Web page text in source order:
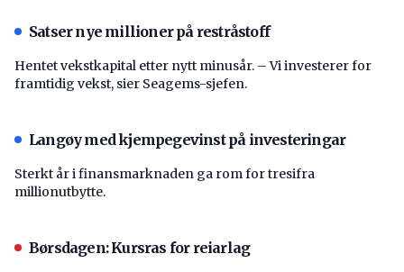
Satser nye millioner på restråstoff
Hentet vekstkapital etter nytt minusår. – Vi investerer for
framtidig vekst, sier Seagems-sjefen.
Langøy med kjempegevinst på investeringar
Sterkt år i finansmarknaden ga rom for tresifra
millionutbytte.
Børsdagen: Kursras for reiarlag